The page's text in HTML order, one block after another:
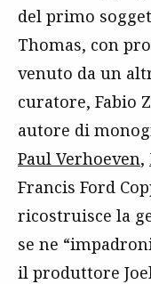
del primo
Thomas, con
venuto da un
curatore, Fabio
autore di
Paul Verhoeven,
Francis Ford
ricostruisce la
se ne
il produttore